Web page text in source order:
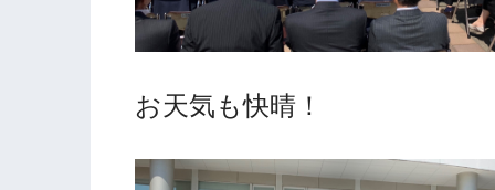
お天気も快晴！